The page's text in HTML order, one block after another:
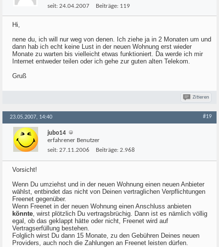
seit: 24.04.2007 Beiträge: 119
Hi,
nene du, ich will nur weg von denen. Ich ziehe ja in 2 Monaten um und
dann hab ich echt keine Lust in der neuen Wohnung erst wieder
Monate zu warten bis vielleicht etwas funktioniert. Da werde ich mir
Internet entweder teilen oder ich gehe zur guten alten Telekom.
Gruß
Zitieren
23.05.2007, 14:40 #19
jubo14
erfahrener Benutzer
seit: 27.11.2006 Beiträge: 2.968
Vorsicht!
Wenn Du umziehst und in der neuen Wohnung einen neuen Anbieter
wählst, entbindet das nicht von Deinen vertraglichen Verpflichtungen
Freenet gegenüber.
Wenn Freenet in der neuen Wohnung einen Anschluss anbieten
könnte, wirst plötzlich Du vertragsbrüchig. Dann ist es nämlich völlig
egal, ob das geklappt hätte oder nicht, Freenet wird auf
Vertragserfüllung bestehen.
Folglich wirst Du dann 15 Monate, zu den Gebühren Deines neuen
Providers, auch noch die Zahlungen an Freenet leisten dürfen.